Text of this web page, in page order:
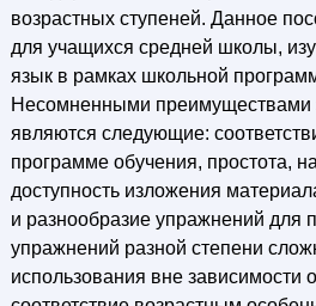
возрастных ступеней. Данное
для учащихся средней школы,
язык в рамках школьной
Несомненными преимуществами
являются следующие:
программе обучения, простота,
доступность изложения
и разнообразие упражнений для
упражнений разной степени
использования вне зависимости